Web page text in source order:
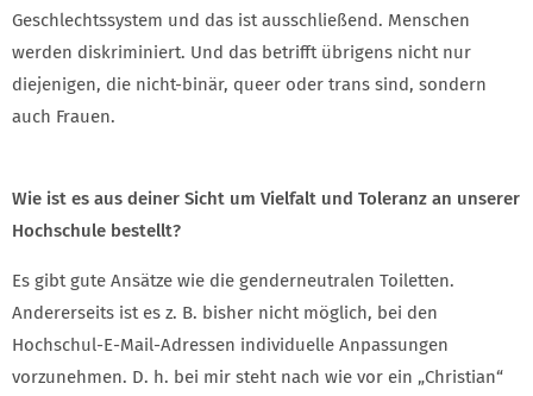
Geschlechtssystem und das ist ausschließend. Menschen
werden diskriminiert. Und das betrifft übrigens nicht nur
diejenigen, die nicht-binär, queer oder trans sind, sondern
auch Frauen.
Wie ist es aus deiner Sicht um Vielfalt und Toleranz an unserer
Hochschule bestellt?
Es gibt gute Ansätze wie die genderneutralen Toiletten.
Andererseits ist es z. B. bisher nicht möglich, bei den
Hochschul-E-Mail-Adressen individuelle Anpassungen
vorzunehmen. D. h. bei mir steht nach wie vor ein „Christian“